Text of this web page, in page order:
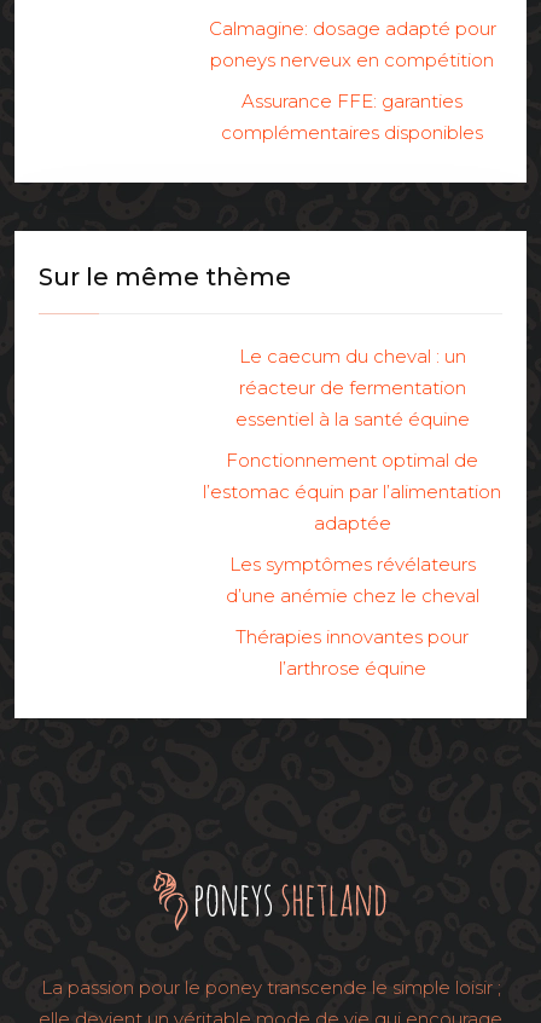
Calmagine: dosage adapté pour
poneys nerveux en compétition
Assurance FFE: garanties
complémentaires disponibles
Sur le même thème
Le caecum du cheval : un
réacteur de fermentation
essentiel à la santé équine
Fonctionnement optimal de
l’estomac équin par l’alimentation
adaptée
Les symptômes révélateurs
d’une anémie chez le cheval
Thérapies innovantes pour
l’arthrose équine
La passion pour le poney transcende le simple loisir ;